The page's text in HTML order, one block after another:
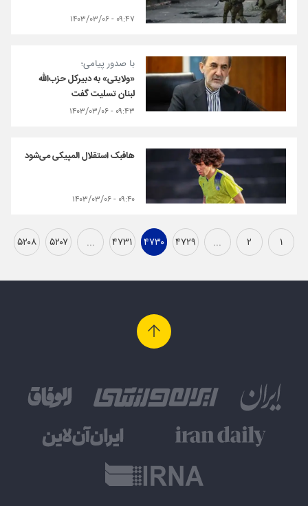
۰۹:۴۷ - ۱۴۰۳/۰۳/۰۶
با صدور پیامی؛
«ولایتی» به دبیرکل حزب‌الله
لبنان تسلیت گفت
۰۹:۴۳ - ۱۴۰۳/۰۳/۰۶
هافبک استقلال المپیکی می‌شود
۰۹:۴۰ - ۱۴۰۳/۰۳/۰۶
۱ ۲ ... ۴۷۲۹ ۴۷۳۰ ۴۷۳۱ ... ۵۲۰۷ ۵۲۰۸